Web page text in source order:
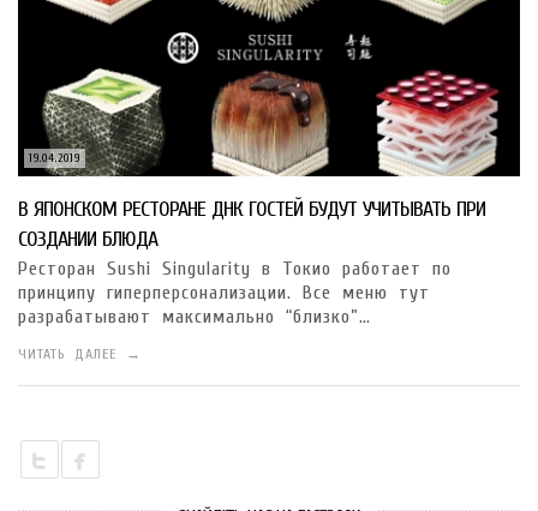
19.04.2019
В ЯПОНСКОМ РЕСТОРАНЕ ДНК ГОСТЕЙ БУДУТ УЧИТЫВАТЬ ПРИ
СОЗДАНИИ БЛЮДА
Ресторан Sushi Singularity в Токио работает по
принципу гиперперсонализации. Все меню тут
разрабатывают максимально “близко”…
ЧИТАТЬ ДАЛЕЕ →